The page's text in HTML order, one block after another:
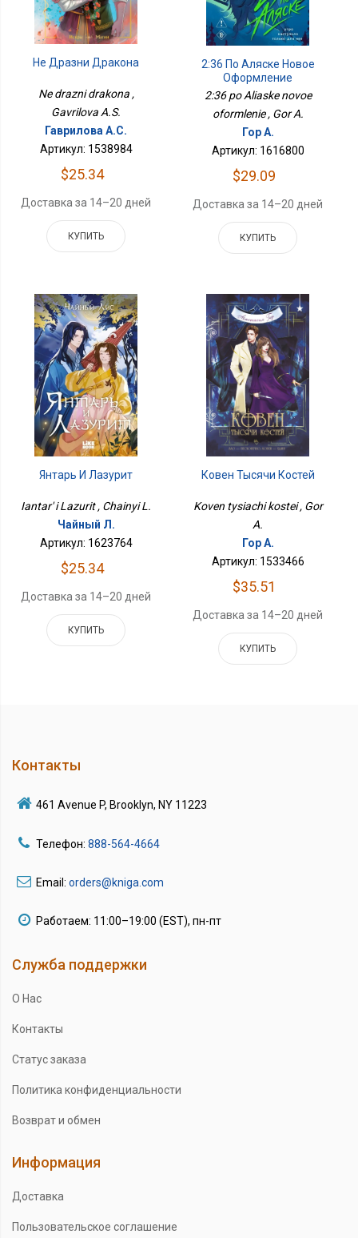
Не Дразни Дракона
Ne drazni drakona ,
Gavrilova A.S.
Гаврилова А.С.
Артикул: 1538984
$25.34
Доставка за 14–20 дней
КУПИТЬ
2:36 По Аляске Новое
Оформление
2:36 po Aliaske novoe
oformlenie , Gor A.
Гор А.
Артикул: 1616800
$29.09
Доставка за 14–20 дней
КУПИТЬ
Янтарь И Лазурит
Iantar' i Lazurit , Chainyi L.
Чайный Л.
Артикул: 1623764
$25.34
Доставка за 14–20 дней
КУПИТЬ
Ковен Тысячи Костей
Koven tysiachi kostei , Gor
A.
Гор А.
Артикул: 1533466
$35.51
Доставка за 14–20 дней
КУПИТЬ
Контакты
461 Avenue P, Brooklyn, NY 11223
Телефон: 888-564-4664
Email: orders@kniga.com
Работаем: 11:00–19:00 (EST), пн-пт
Служба поддержки
О Нас
Контакты
Статус заказа
Политика конфиденциальности
Возврат и обмен
Информация
Доставка
Пользовательское соглашение